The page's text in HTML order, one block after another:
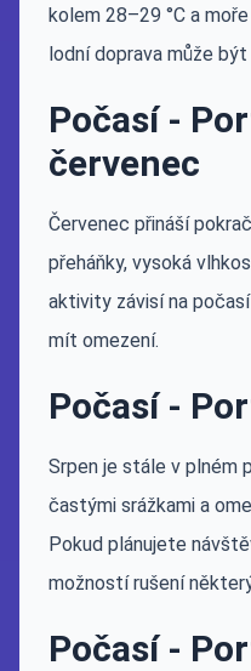
kolem 28–29 °C a
lodní doprava může být
Počasí -
červenec
Červenec přináší
přeháňky, vysoká
aktivity závisí na
mít omezení.
Počasí -
Srpen je stále v plném
častými srážkami a
Pokud plánujete
možností rušení
Počasí -